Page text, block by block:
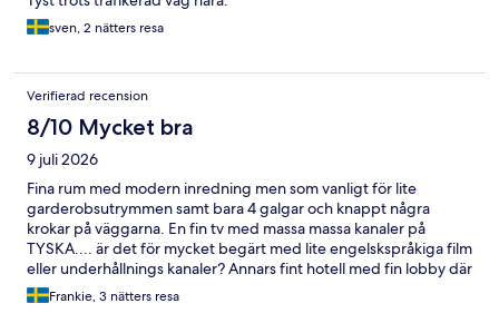
sven, 2 nätters resa
Verifierad recension
8/10 Mycket bra
9 juli 2026
Fina rum med modern inredning men som vanligt för lite
garderobsutrymmen samt bara 4 galgar och knappt några
krokar på väggarna. En fin tv med massa massa kanaler på
TYSKA.... är det för mycket begärt med lite engelskspråkiga film
eller underhållnings kanaler? Annars fint hotell med fin lobby där
man kan ta kaffe och en liten shop för necessities.
Frankie, 3 nätters resa